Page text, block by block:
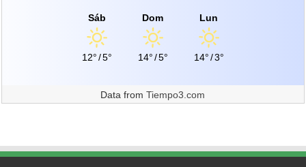
Sáb
12°/5°
Dom
14°/5°
Lun
14°/3°
Data fromTiempo3.com